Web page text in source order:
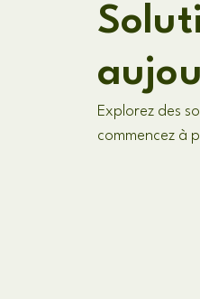
Explorez des
commencez à